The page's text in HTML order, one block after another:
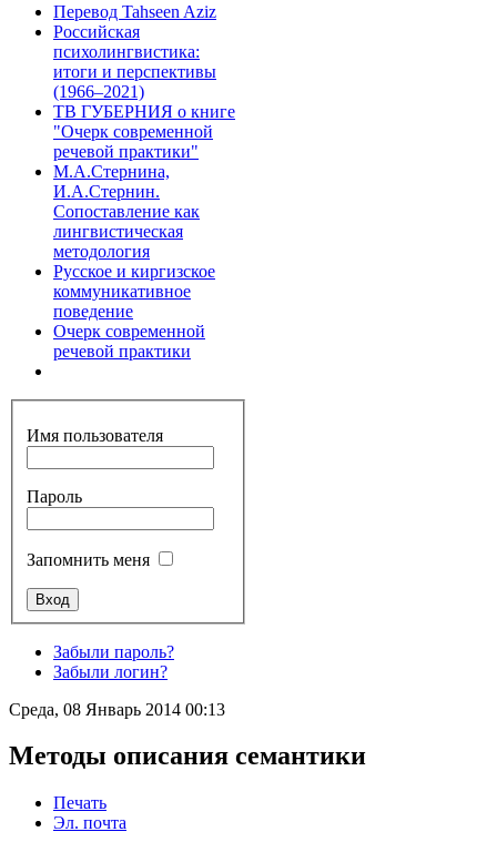
Перевод Tahseen Aziz
Российская
психолингвистика:
итоги и перспективы
(1966–2021)
ТВ ГУБЕРНИЯ о книге
"Очерк современной
речевой практики"
М.А.Стернина,
И.А.Стернин.
Сопоставление как
лингвистическая
методология
Русское и киргизское
коммуникативное
поведение
Очерк современной
речевой практики
Имя пользователя
Пароль
Запомнить меня
Забыли пароль?
Забыли логин?
Среда, 08 Январь 2014 00:13
Методы описания семантики
Печать
Эл. почта